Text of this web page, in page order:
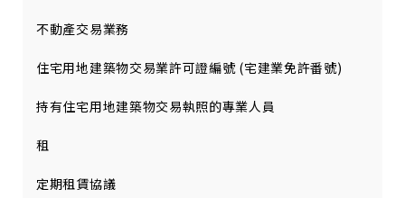
不動產交易業務
住宅用地建築物交易業許可證編號 (宅建業免許番號)
持有住宅用地建築物交易執照的專業人員
租
定期租賃協議